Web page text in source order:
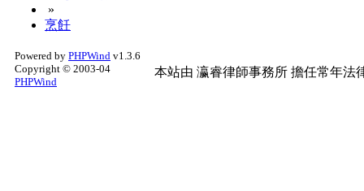
»
烹飪
Powered by PHPWind v1.3.6
Copyright © 2003-04
PHPWind
本站由 瀛睿律師事務所 擔任常年法